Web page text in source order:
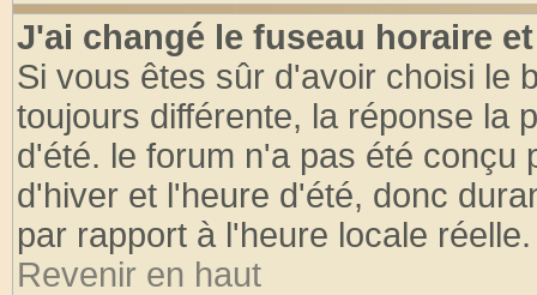
J'ai changé le fuseau horaire
Si vous êtes sûr d'avoir choisi le
toujours différente, la réponse la
d'été. le forum n'a pas été conçu
d'hiver et l'heure d'été, donc
par rapport à l'heure locale réelle.
Revenir en haut